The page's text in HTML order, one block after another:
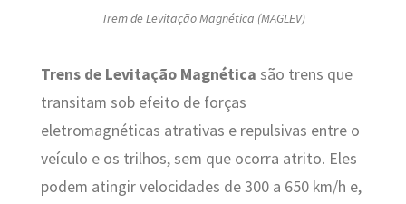
Trem de Levitação Magnética (MAGLEV)
Trens de Levitação Magnética são trens que
transitam sob efeito de forças
eletromagnéticas atrativas e repulsivas entre o
veículo e os trilhos, sem que ocorra atrito. Eles
podem atingir velocidades de 300 a 650 km/h e,